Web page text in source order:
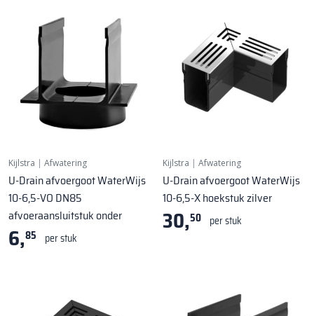
Kijlstra | Afwatering
U-Drain afvoergoot WaterWijs
10-6,5-VO DN85
afvoeraansluitstuk onder
6,85 per stuk
Kijlstra | Afwatering
U-Drain afvoergoot WaterWijs
10-6,5-X hoekstuk zilver
30,50 per stuk